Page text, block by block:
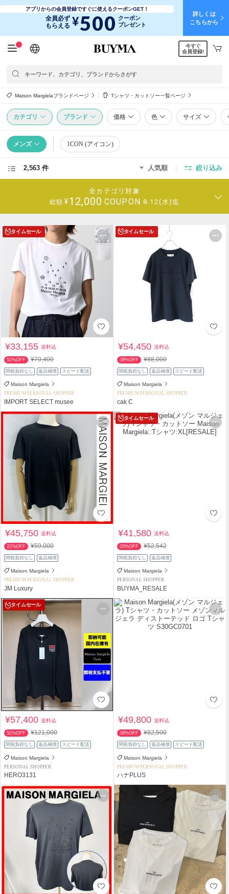
アプリからの会員登録ですぐに使えるクーポンGET！
全員必ず
もらえる ¥500 クーポン
プレゼント
詳しくは
こちらから
日本語
English
简体中文
繁體中文
今すぐ
会員登録!
Maison Margielaブランドページ Tシャツ・カットソー一覧ページ
カテゴリ ブランド 価格 色 サイズ
メンズ 1CON (アイコン)
2,563 件 人気順 絞り込み
全カテゴリ対象
総額 ¥12,000 COUPON 8.12(水)迄
タイムセール
¥33,155送料込
52%OFF ¥70,400
関税負担なし 返品補償 スピード配送
Maison Margiela
PREMIUM PERSONAL SHOPPER
IMPORT SELECT musee
タイムセール
¥54,450送料込
38%OFF ¥88,000
関税負担なし 返品補償 スピード配送
Maison Margiela
PREMIUM PERSONAL SHOPPER
cak C
¥45,750送料込
22%OFF ¥59,000
関税負担なし 返品補償
Maison Margiela
PREMIUM PERSONAL SHOPPER
JM Luxury
タイムセール
¥41,580送料込
20%OFF ¥52,542
関税負担なし 返品補償
Maison Margiela
PERSONAL SHOPPER
BUYMA_RESALE
タイムセール
¥57,400送料込
52%OFF ¥121,000
関税負担なし 返品補償 スピード配送
Maison Margiela
PERSONAL SHOPPER
HERO3131
¥49,800送料込
39%OFF ¥82,500
関税負担なし 返品補償 スピード配送
Maison Margiela
PREMIUM PERSONAL SHOPPER
ハナPLUS